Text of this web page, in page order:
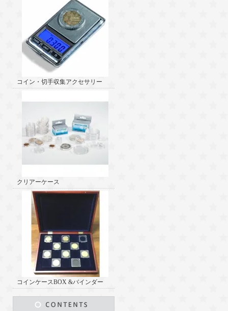
コイン・切手収集アクセサリー
クリアーケース
コインケースBOX &バインダー